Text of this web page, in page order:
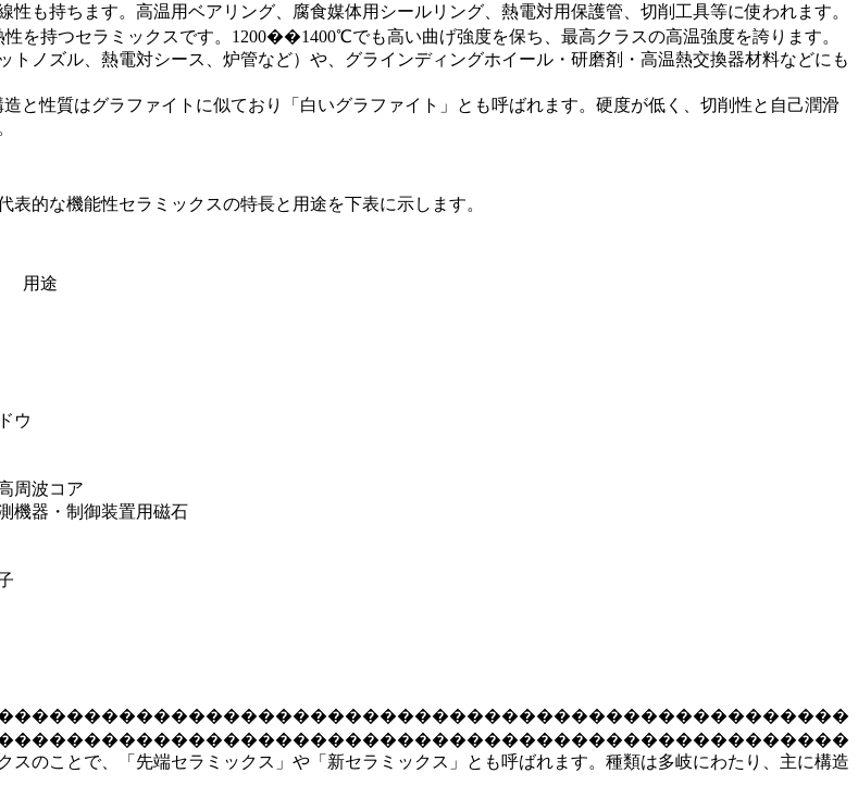
も持ちます。高温用ベアリング、腐食媒体用シールリング、熱電対用保護管、切削工具等に使われます。
を持つセラミックスです。1200��1400℃でも高い曲げ強度を保ち、最高クラスの高温強度を誇ります。
ノズル、熱電対シース、炉管など）や、グラインディングホイール・研磨剤・高温熱交換器材料などにも
と性質はグラファイトに似ており「白いグラファイト」とも呼ばれます。硬度が低く、切削性と自己潤滑
的な機能性セラミックスの特長と用途を下表に示します。
用途
ウ
周波コア
機器・制御装置用磁石
のことで、「先端セラミックス」や「新セラミックス」とも呼ばれます。種類は多岐にわたり、主に構造